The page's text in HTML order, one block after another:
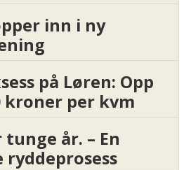
inn i ny
på Løren: Opp
kroner per kvm
år. – En